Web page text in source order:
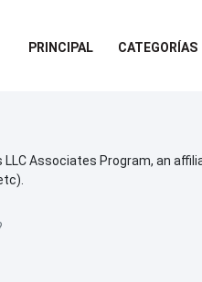
PRINCIPAL CATEGORÍAS
Associates Program, an